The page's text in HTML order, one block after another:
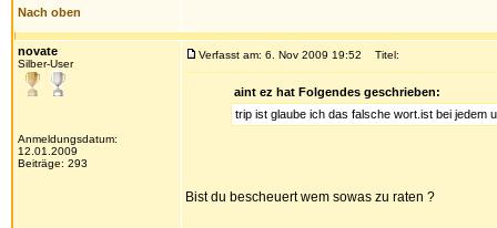
Nach oben
novate
Silber-User
Anmeldungsdatum:
12.01.2009
Beiträge: 293
Verfasst am: 6. Nov 2009 19:52 Titel:
aint ez hat Folgendes geschrieben:
trip ist glaube ich das falsche wort.ist bei jedem
Bist du bescheuert wem sowas zu raten ?